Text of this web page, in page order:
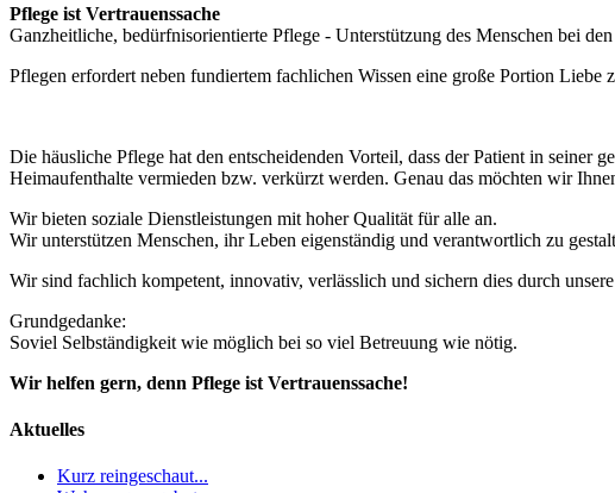
Pflege ist Vertrauenssache
Ganzheitliche, bedürfnisorientierte Pflege - Unterstützung des Menschen bei
Pflegen erfordert neben fundiertem fachlichen Wissen eine große Portion
Die häusliche Pflege hat den entscheidenden Vorteil, dass der Patient in
Heimaufenthalte vermieden bzw. verkürzt werden. Genau das möchten wir
Wir bieten soziale Dienstleistungen mit hoher Qualität für alle an.
Wir unterstützen Menschen, ihr Leben eigenständig und verantwortlich zu
Wir sind fachlich kompetent, innovativ, verlässlich und sichern dies durch
Grundgedanke:
Soviel Selbständigkeit wie möglich bei so viel Betreuung wie nötig.
Wir helfen gern, denn Pflege ist Vertrauenssache!
Aktuelles
Kurz reingeschaut...